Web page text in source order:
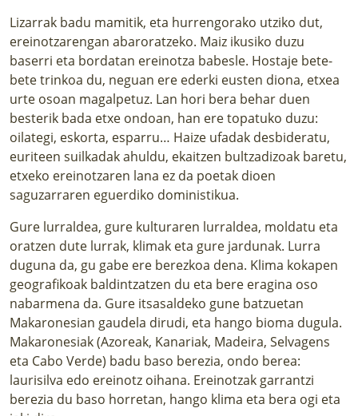
Lizarrak badu mamitik, eta hurrengorako utziko dut,
ereinotzarengan abaroratzeko. Maiz ikusiko duzu
baserri eta bordatan ereinotza babesle. Hostaje bete-
bete trinkoa du, neguan ere ederki eusten diona, etxea
urte osoan magalpetuz. Lan hori bera behar duen
besterik bada etxe ondoan, han ere topatuko duzu:
oilategi, eskorta, esparru… Haize ufadak desbideratu,
euriteen suilkadak ahuldu, ekaitzen bultzadizoak baretu,
etxeko ereinotzaren lana ez da poetak dioen
saguzarraren eguerdiko doministikua.
Gure lurraldea, gure kulturaren lurraldea, moldatu eta
oratzen dute lurrak, klimak eta gure jardunak. Lurra
duguna da, gu gabe ere berezkoa dena. Klima kokapen
geografikoak baldintzatzen du eta bere eragina oso
nabarmena da. Gure itsasaldeko gune batzuetan
Makaronesian gaudela dirudi, eta hango bioma dugula.
Makaronesiak (Azoreak, Kanariak, Madeira, Selvagens
eta Cabo Verde) badu baso berezia, ondo berea:
laurisilva edo ereinotz oihana. Ereinotzak garrantzi
berezia du baso horretan, hango klima eta bera ogi eta